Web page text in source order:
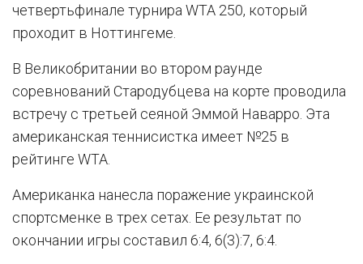
четвертьфинале турнира WTA 250, который
проходит в Ноттингеме.
В Великобритании во втором раунде
соревнований Стародубцева на корте проводила
встречу с третьей сеяной Эммой Наварро. Эта
американская теннисистка имеет №25 в
рейтинге WTA.
Американка нанесла поражение украинской
спортсменке в трех сетах. Ее результат по
окончании игры составил 6:4, 6(3):7, 6:4.